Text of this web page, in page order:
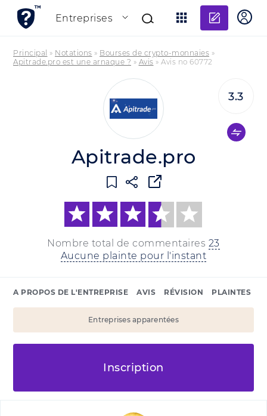
Entreprises
Principal » Notations » Bourses de crypto-monnaies »
Apitrade.pro est une arnaque ? » Avis » Avis no 60772
Apitrade.pro
Nombre total de commentaires 23
Aucune plainte pour l'instant
3.3
A PROPOS DE L'ENTREPRISE AVIS RÉVISION PLAINTES
Entreprises apparentées
Inscription